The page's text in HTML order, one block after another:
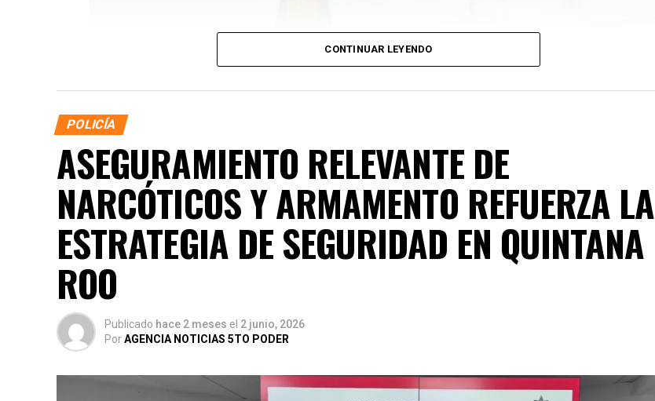
CONTINUAR LEYENDO
POLICÍA
ASEGURAMIENTO RELEVANTE DE
NARCÓTICOS Y ARMAMENTO REFUERZA LA
ESTRATEGIA DE SEGURIDAD EN QUINTANA
ROO
Publicado hace 2 meses el 2 junio, 2026
PorAGENCIA NOTICIAS 5TO PODER